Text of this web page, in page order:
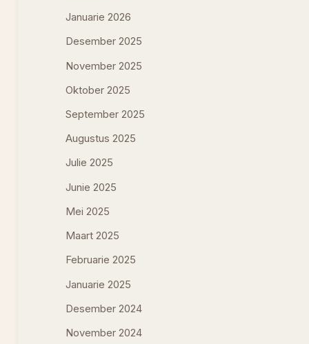
Januarie 2026
Desember 2025
November 2025
Oktober 2025
September 2025
Augustus 2025
Julie 2025
Junie 2025
Mei 2025
Maart 2025
Februarie 2025
Januarie 2025
Desember 2024
November 2024